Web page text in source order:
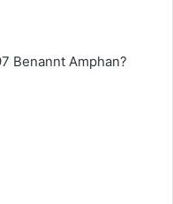
Benannt Amphan?